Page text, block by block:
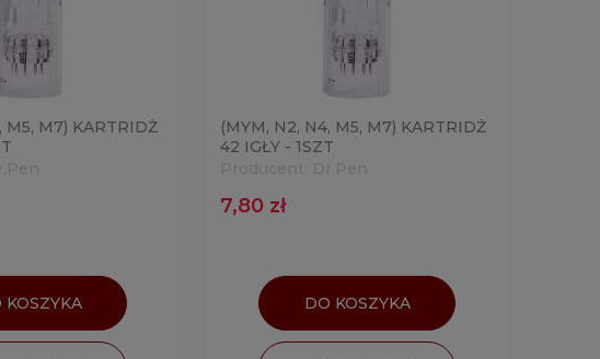
M5, M7) KARTRIDŻ
KOSZYKA
(MYM, N2, N4, M5, M7) KARTRIDŻ
42 IGŁY - 1SZT
7,80 zł
DO KOSZYKA